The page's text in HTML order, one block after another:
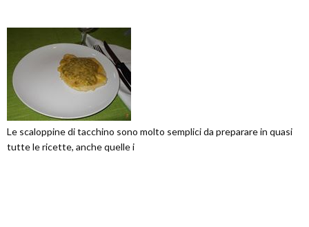
Le scaloppine di tacchino sono molto semplici da preparare in quasi
tutte le ricette, anche quelle i